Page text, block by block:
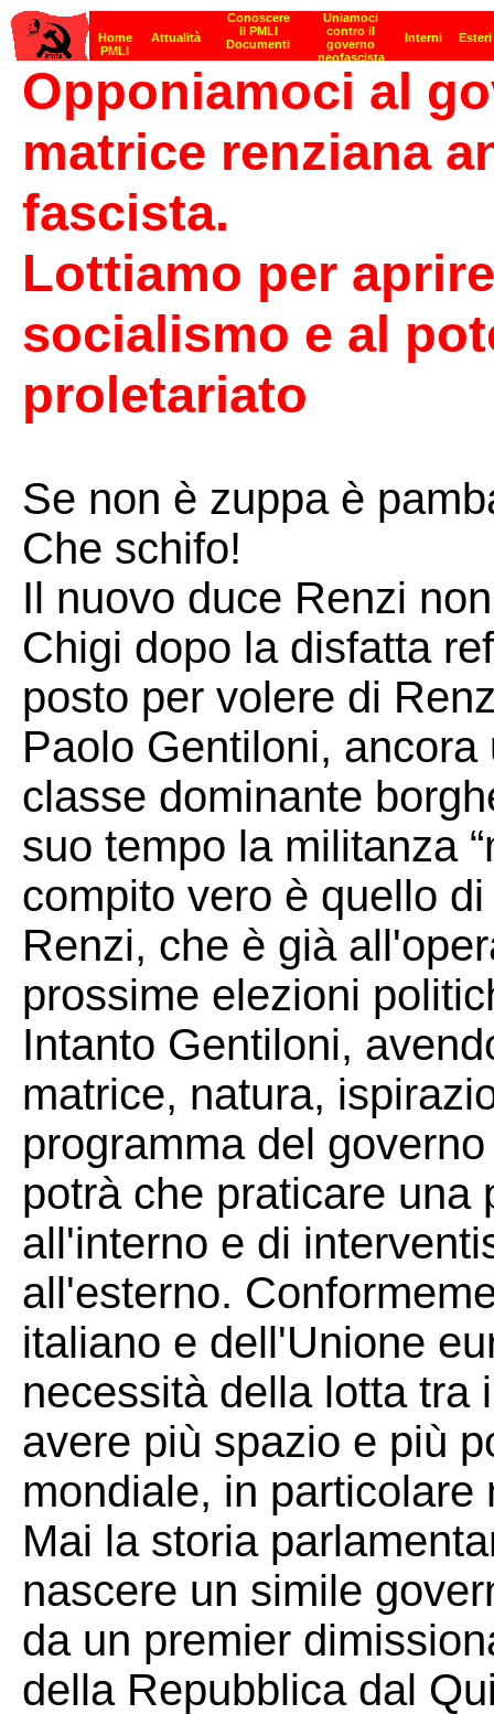
Opponiamoci al
matrice renziana
fascista.
Lottiamo per
socialismo e al
proletariato
Se non è zuppa è
Che schifo!
Il nuovo duce Renzi
Chigi dopo la disfatta
posto per volere di
Paolo Gentiloni,
classe dominante
suo tempo la militanza
compito vero è quello
Renzi, che è già
prossime elezioni
Intanto Gentiloni,
matrice, natura,
programma del
potrà che praticare una
all'interno e di
all'esterno.
italiano e dell'Unione
necessità della lotta tra
avere più spazio e più
mondiale, in particolare
Mai la storia
nascere un simile
da un premier
della Repubblica dal